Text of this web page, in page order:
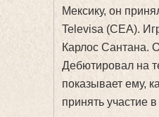
Мексику, он
Televisa (CEA).
Карлос Сантана.
Дебютировал на
показывает ему,
принять участие